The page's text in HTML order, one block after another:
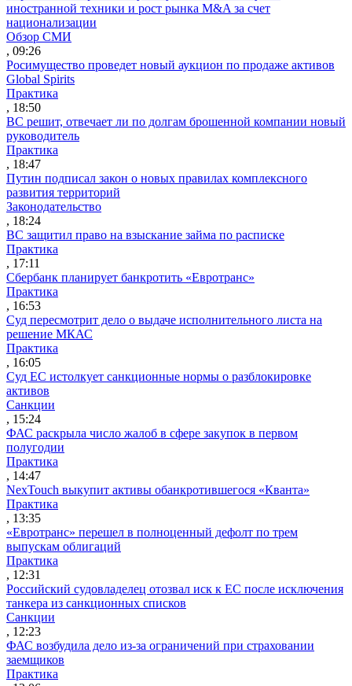
иностранной техники и рост рынка M&A за счет
национализации
Обзор СМИ
, 09:26
Росимущество проведет новый аукцион по продаже активов
Global Spirits
Практика
, 18:50
ВС решит, отвечает ли по долгам брошенной компании новый
руководитель
Практика
, 18:47
Путин подписал закон о новых правилах комплексного
развития территорий
Законодательство
, 18:24
ВС защитил право на взыскание займа по расписке
Практика
, 17:11
Сбербанк планирует банкротить «Евротранс»
Практика
, 16:53
Суд пересмотрит дело о выдаче исполнительного листа на
решение МКАС
Практика
, 16:05
Суд ЕС истолкует санкционные нормы о разблокировке
активов
Санкции
, 15:24
ФАС раскрыла число жалоб в сфере закупок в первом
полугодии
Практика
, 14:47
NexTouch выкупит активы обанкротившегося «Кванта»
Практика
, 13:35
«Евротранс» перешел в полноценный дефолт по трем
выпускам облигаций
Практика
, 12:31
Российский судовладелец отозвал иск к ЕС после исключения
танкера из санкционных списков
Санкции
, 12:23
ФАС возбудила дело из-за ограничений при страховании
заемщиков
Практика